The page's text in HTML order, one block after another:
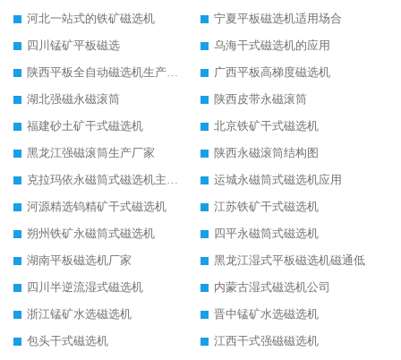
河北一站式的铁矿磁选机
宁夏平板磁选机适用场合
四川锰矿平板磁选
乌海干式磁选机的应用
陕西平板全自动磁选机生产厂家
广西平板高梯度磁选机
湖北强磁永磁滚筒
陕西皮带永磁滚筒
福建砂土矿干式磁选机
北京铁矿干式磁选机
黑龙江强磁滚筒生产厂家
陕西永磁滚筒结构图
克拉玛依永磁筒式磁选机主要技术参数
运城永磁筒式磁选机应用
河源精选钨精矿干式磁选机
江苏铁矿干式磁选机
朔州铁矿永磁筒式磁选机
四平永磁筒式磁选机
湖南平板磁选机厂家
黑龙江湿式平板磁选机磁通低
四川半逆流湿式磁选机
内蒙古湿式磁选机公司
浙江锰矿水选磁选机
晋中锰矿水选磁选机
包头干式磁选机
江西干式强磁磁选机